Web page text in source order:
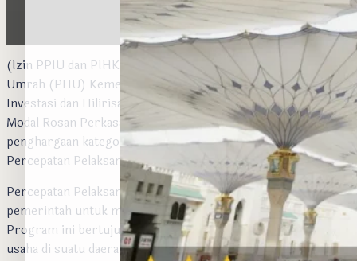
(Izin PPIU dan PIHK) — Ditjen Penyelenggaraan Haji dan
Umrah (PHU) Kemenag mendapat penghargaan dari Menteri
Investasi dan Hilirisasi/Kepala Badan Koordinasi Penanaman
Modal Rosan Perkasa Roeslani. Kemenag meraih
penghargaan kategori ‘Sangat Baik’ atas Penilaian Kinerja
Percepatan Pelaksanaan Berusaha Tahun 2024.
Percepatan Pelaksanaan Berusaha adalah program
pemerintah untuk mempermudah proses perizinan usaha.
Program ini bertujuan untuk meningkatkan investasi dan
usaha di suatu daerah.